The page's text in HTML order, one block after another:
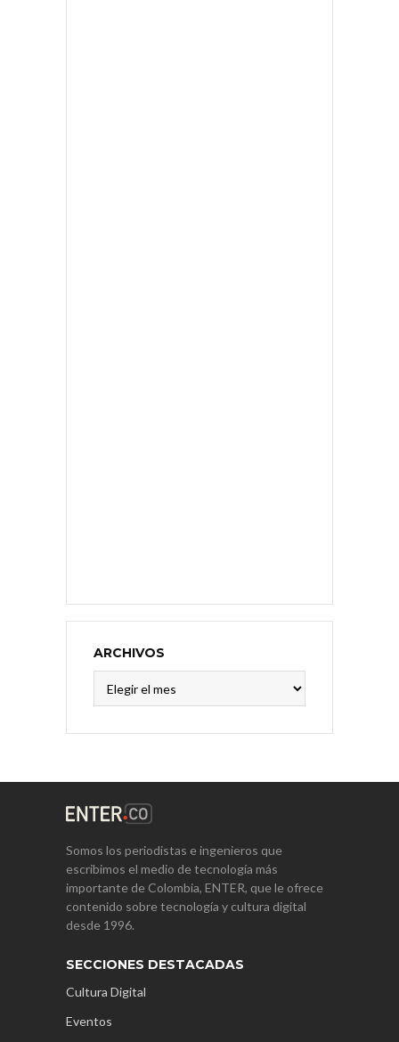
ARCHIVOS
Somos los periodistas e ingenieros que
escribimos el medio de tecnología más
importante de Colombia, ENTER, que le ofrece
contenido sobre tecnología y cultura digital
desde 1996.
SECCIONES DESTACADAS
Cultura Digital
Eventos